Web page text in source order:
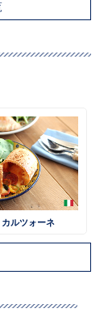
ルツォーネ